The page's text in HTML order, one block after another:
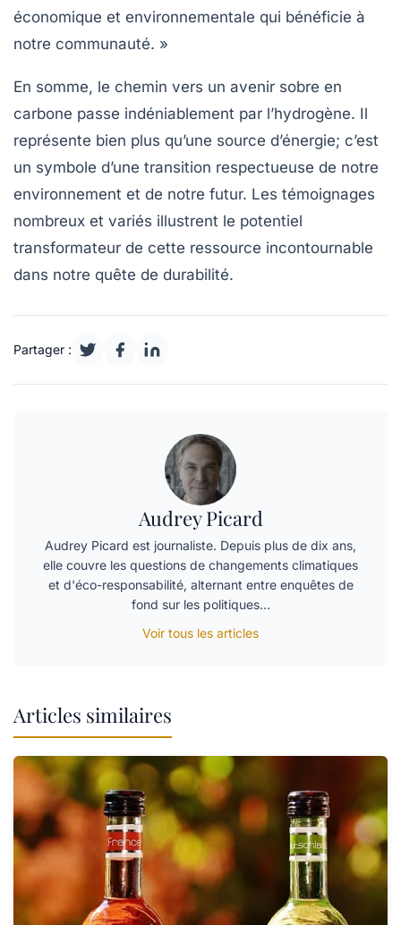
économique et environnementale qui bénéficie à
notre communauté. »
En somme, le chemin vers un avenir sobre en
carbone passe indéniablement par l’hydrogène. Il
représente bien plus qu’une source d’énergie; c’est
un symbole d’une transition respectueuse de notre
environnement et de notre futur. Les témoignages
nombreux et variés illustrent le potentiel
transformateur de cette ressource incontournable
dans notre quête de durabilité.
Partager :
Audrey Picard
Audrey Picard est journaliste. Depuis plus de dix ans,
elle couvre les questions de changements climatiques
et d'éco-responsabilité, alternant entre enquêtes de
fond sur les politiques…
Voir tous les articles
Articles similaires